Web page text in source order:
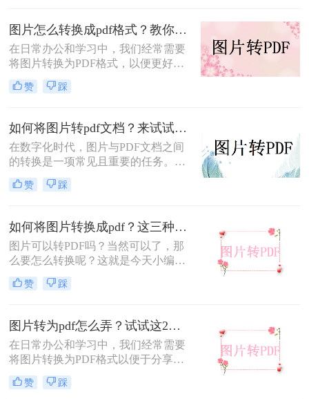
的原始外观不变。那么图片文档怎么
转换成pdf呢？本文将详细介绍几种常
用的图片文档转PDF的方法。
图片怎么转换成pdf格式？教你3种方法，轻松搞定！
在日常办公和学习中，我们经常需要
将图片转换为PDF格式，以便更好地
保存、分享和打印。那么图片怎么转
换成PDF格式呢？下面将介绍三种简
片到PDF的转换。
赞 踩
如何将图片转pdf文档？来试试这三种方法吧！
​在数字化时代，图片与PDF文档之间
的转换是一项常见且重要的任务。无
论是出于存档、分享还是打印的需
要，将图片转换为PDF文档都能提供
呢？本文将详细介绍几种实现图片转
PDF的方法，帮助读者轻松完成转换
过程。
赞 踩
如何将图片转换成pdf？这三种方法可轻松完成转换！
图片可以转PDF吗？当然可以了，那
么要怎么转换呢？这就是今天小编要
给大家讲的重点了。当我们需要
#main#时，首先要找到一款可以转换
么软件千千万，哪款好用呢？转转大
师就很不错，图片转PDF效果也很棒
哦。
赞 踩
图片转为pdf怎么弄？试试这2个实用方法！
在日常办公和学习中，我们经常需要
将图片转换为PDF格式以便于分享、
保存或打印。那么图片转为pdf怎么弄
呢？以下将介绍两种简单实用的图片
赞 踩